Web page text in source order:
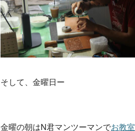
そして、金曜日ー
金曜の朝はN君マンツーマンでお教室